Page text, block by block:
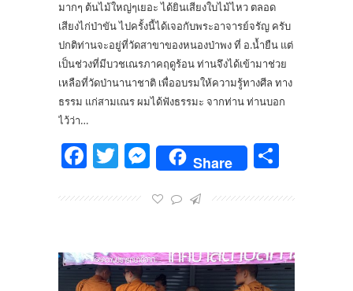
มากๆ ต้นไม้ใหญ่ๆเยอะ ได้ยินเสียงใบไม้ไหว ตลอด
เสียงไก่ป่าขัน ไปครั้งนี้ได้เจอกับพระอาจารย์จรัญ ครับ
ปกติท่านจะอยู่ที่วัดสาขาของหนองป่าพง ที่ อ.น้ำยืน แต่
เป็นช่วงที่มีบวชเณรภาคฤดูร้อน ท่านจึงได้เข้ามาช่วย
เหลือที่วัดป่านานาชาติ เพื่ออบรมให้ความรู้ทางศีล ทาง
ธรรม แก่สามเณร ผมได้ฟังธรรมะ จากท่าน ท่านบอก
ไว้ว่า…
Facebook
Twitter
Messenger
Share